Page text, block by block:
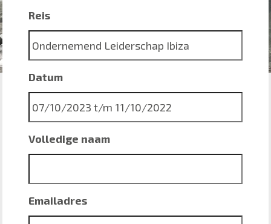
Reis
Datum
Volledige naam
Emailadres